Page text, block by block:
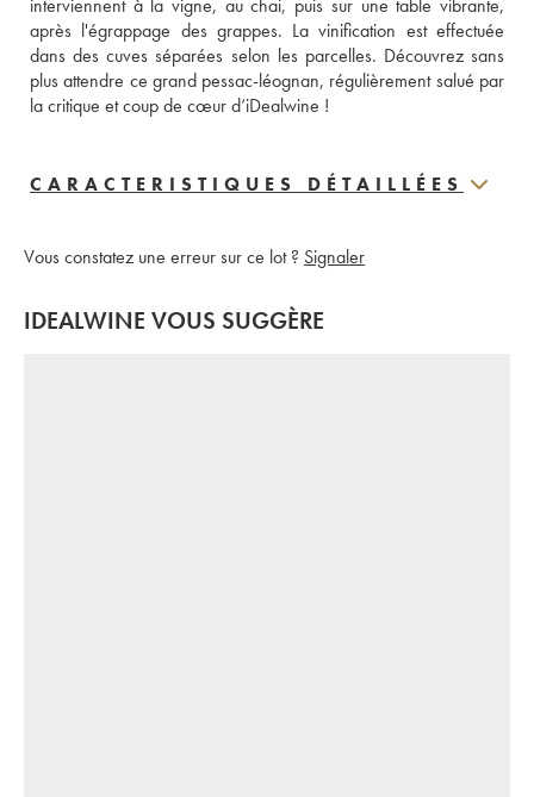
interviennent à la vigne, au chai, puis sur une table vibrante,
après l'égrappage des grappes. La vinification est effectuée
dans des cuves séparées selon les parcelles. Découvrez sans
plus attendre ce grand pessac-léognan, régulièrement salué par
la critique et coup de cœur d’iDealwine !
CARACTERISTIQUES DÉTAILLÉES
Vous constatez une erreur sur ce lot ? Signaler
IDEALWINE VOUS SUGGÈRE